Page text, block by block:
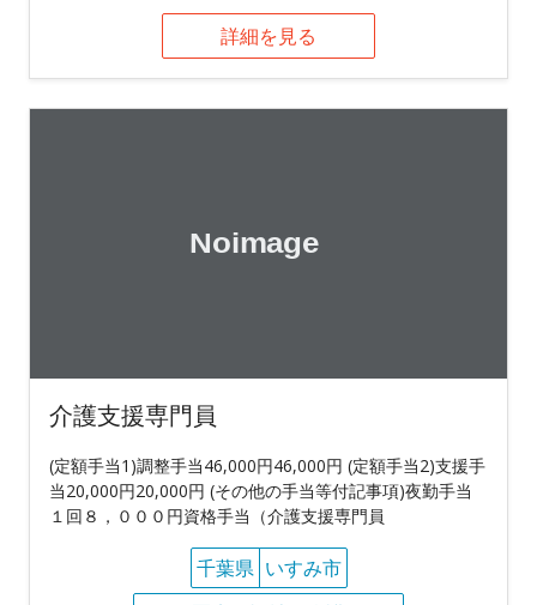
詳細を見る
介護支援専門員
(定額手当1)調整手当46,000円46,000円 (定額手当2)支援手
当20,000円20,000円 (その他の手当等付記事項)夜勤手当
１回８，０００円資格手当（介護支援専門員
千葉県 いすみ市